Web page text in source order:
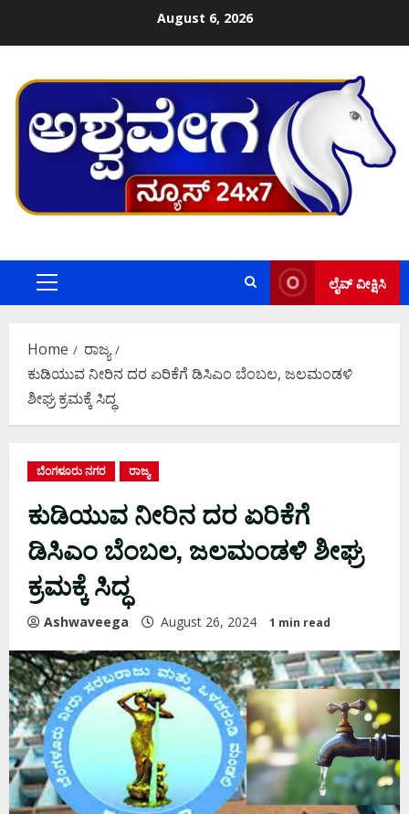
August 6, 2026
Primary
ಲೈವ್ ವೀಕ್ಷಿಸಿ
Home
ರಾಜ್ಯ
ಕುಡಿಯುವ ನೀರಿನ ದರ ಏರಿಕೆಗೆ ಡಿಸಿಎಂ ಬೆಂಬಲ, ಜಲಮಂಡಳಿ
ಶೀಘ್ರ ಕ್ರಮಕ್ಕೆ ಸಿದ್ಧ
ಬೆಂಗಳೂರು ನಗರ ರಾಜ್ಯ
ಕುಡಿಯುವ ನೀರಿನ ದರ ಏರಿಕೆಗೆ
ಡಿಸಿಎಂ ಬೆಂಬಲ, ಜಲಮಂಡಳಿ ಶೀಘ್ರ
ಕ್ರಮಕ್ಕೆ ಸಿದ್ಧ
Ashwaveega August 26, 2024 1 min read